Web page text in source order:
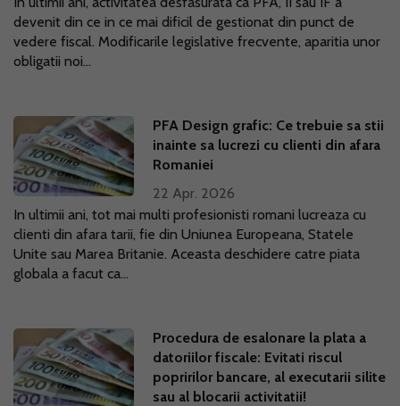
devenit din ce in ce mai dificil de gestionat din punct de
vedere fiscal. Modificarile legislative frecvente, aparitia unor
obligatii noi...
PFA Design grafic: Ce trebuie sa stii
inainte sa lucrezi cu clienti din afara
Romaniei
22 Apr. 2026
In ultimii ani, tot mai multi profesionisti romani lucreaza cu
clienti din afara tarii, fie din Uniunea Europeana, Statele
Unite sau Marea Britanie. Aceasta deschidere catre piata
globala a facut ca...
Procedura de esalonare la plata a
datoriilor fiscale: Evitati riscul
popririlor bancare, al executarii silite
sau al blocarii activitatii!